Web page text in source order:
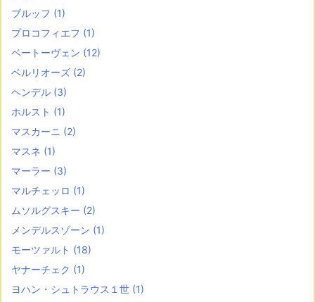
ブルッフ (1)
プロコフィエフ (1)
ベートーヴェン (12)
ベルリオーズ (2)
ヘンデル (3)
ホルスト (1)
マスカーニ (2)
マスネ (1)
マーラー (3)
マルチェッロ (1)
ムソルグスキー (2)
メンデルスゾーン (1)
モーツァルト (18)
ヤナーチェク (1)
ヨハン・シュトラウス１世 (1)